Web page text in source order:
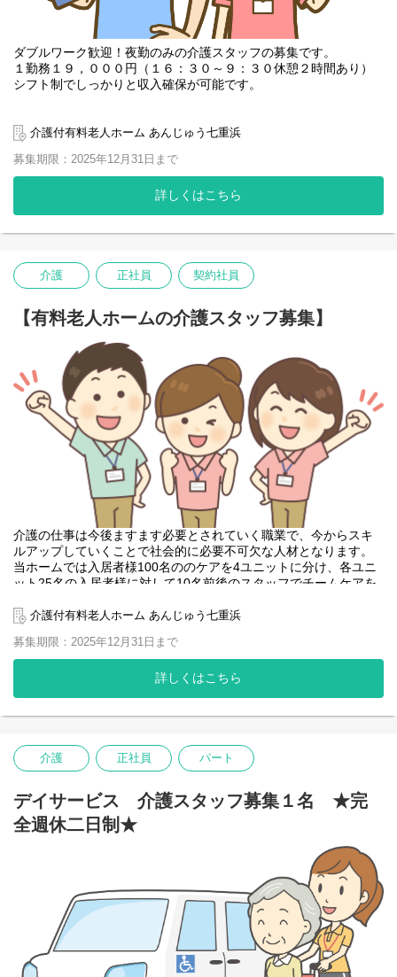
ダブルワーク歓迎！夜勤のみの介護スタッフの募集です。
１勤務１９，０００円（１６：３０～９：３０休憩２時間あり）
シフト制でしっかりと収入確保が可能です。
ービス同行も実施しております！
また、10代から60代の方まで幅広い年齢の方が介護スタッフとし
て働いております。
全くの未経験の方でも介護資格取得も支援しており、安心して働
けるよう多くのサポートを実施してます。
必要時にコール対応を行います。
アップの機会となります。
っていただきます。
介護付有料老人ホーム あんじゅう七重浜
募集期限：2025年12月31日まで
詳しくはこちら
介護 正社員 契約社員
【有料老人ホームの介護スタッフ募集】
介護の仕事は今後ますます必要とされていく職業で、今からスキ
ルアップしていくことで社会的に必要不可欠な人材となります。
当ホームでは入居者様100名ののケアを4ユニットに分け、各ユニ
ット25名の入居者様に対して10名前後のスタッフでチームケアを
ケアスタッフは看護師、機能訓練担当者、ケアマネジャー、生活
相談員と連携し、いつまでもあんじゅうでのお暮し頂くために、
入居者様の自立支援を基本として、食事・入浴・排泄等の生活の
サポートを行っていただきます。
実力次第で短期間に昇格が可能です。
ステップアップを考えている方には最適だと思います。
おすすめです。
ご利用者様ひとりひとりに向き合い、真摯にケアできる方、一緒
に、ご利用者様の笑顔あふれる日を支えていきませんか？
そのほか、積極的に有給休暇を取得して頂いておりますので、仕
事もプライベートも充実して頂けることと思います。
当ホームの雰囲気を実際に感じて頂けるよう、施設見学も随時行
っております。
ご興味のある方は面接の前にお気軽にお問い合わせください。
介護付有料老人ホーム あんじゅう七重浜
募集期限：2025年12月31日まで
詳しくはこちら
介護 正社員 パート
デイサービス 介護スタッフ募集１名 ★完
全週休二日制★